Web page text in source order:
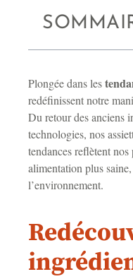
Plongée dans les
redéfinissent notre
Du retour des anciens
technologies, nos
tendances reflètent
alimentation plus
l’environnement.